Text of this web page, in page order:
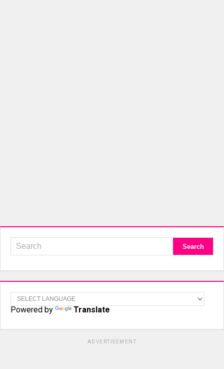
Powered by Translate
ADVERTISEMENT